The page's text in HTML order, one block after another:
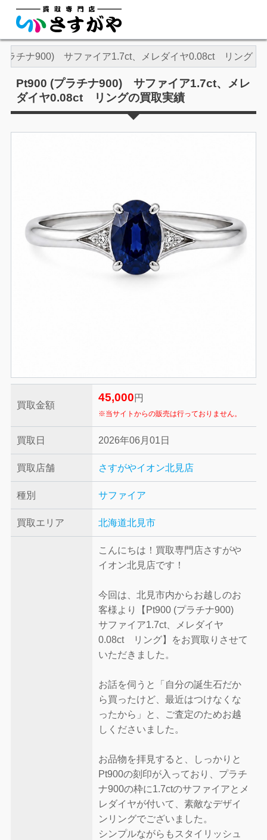
ラチナ900) サファイア1.7ct、メレダイヤ0.08ct リング
Pt900 (プラチナ900) サファイア1.7ct、メレ
ダイヤ0.08ct リングの買取実績
買取金額
45,000 円
※当サイトからの販売は行っておりません。
買取日 2026年06月01日
買取店舗 さすがやイオン北見店
種別 サファイア
買取エリア 北海道北見市
こんにちは！買取専門店さすがや
イオン北見店です！
今回は、北見市内からお越しのお
客様より【Pt900 (プラチナ900)
サファイア1.7ct、メレダイヤ
0.08ct リング】をお買取りさせて
いただきました。
お話を伺うと「自分の誕生石だか
ら買ったけど、最近はつけなくな
ったから」と、ご査定のためお越
しくださいました。
お品物を拝見すると、しっかりと
Pt900の刻印が入っており、プラチ
ナ900の枠に1.7ctのサファイアとメ
レダイヤが付いて、素敵なデザイ
ンリングでございました。
シンプルながらもスタイリッシュ